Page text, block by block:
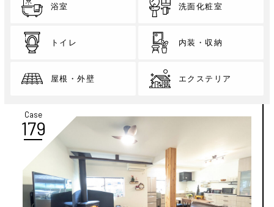
浴室 洗面化粧室
トイレ 内装・収納
屋根・外壁 エクステリア
Case
179